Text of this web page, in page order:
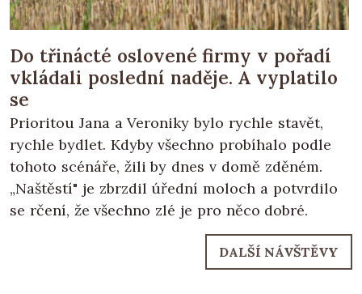
Do třinácté oslovené firmy v pořadí
vkládali poslední naděje. A vyplatilo
se
Prioritou Jana a Veroniky bylo rychle stavět,
rychle bydlet. Kdyby všechno probíhalo podle
tohoto scénáře, žili by dnes v domě zděném.
„Naštěstí" je zbrzdil úřední moloch a potvrdilo
se rčení, že všechno zlé je pro něco dobré.
DALŠÍ NÁVŠTĚVY